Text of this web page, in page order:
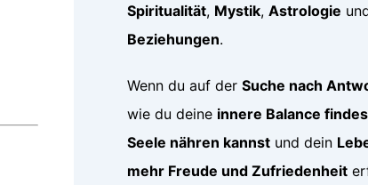
Spiritualität, Mystik, Astrologie
Beziehungen.
Wenn du auf der Suche nach
wie du deine innere Balance
Seele nähren kannst und dein
mehr Freude und Zufriedenheit